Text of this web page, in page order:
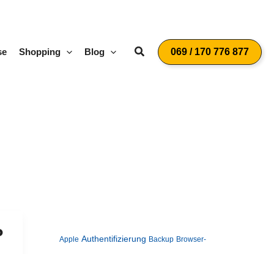
Shopping Blog Suchen069 / 170 776 877
Apple Authentifizierung Backup Browser-